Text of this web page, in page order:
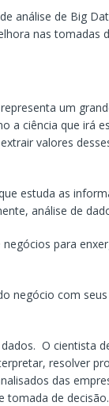
análise de Big
nas tomadas
um
a ciência que irá
valores
estuda as
análise de
para
negócio com
O cientista
resolver
das
tomada de decisão.